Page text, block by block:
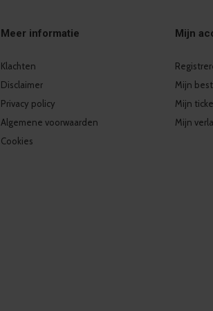
Meer informatie
Klachten
Disclaimer
Privacy policy
Algemene voorwaarden
Cookies
Mijn
Mijn
Mijn
Mijn